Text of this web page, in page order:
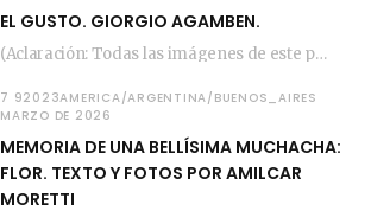
EL GUSTO. GIORGIO AGAMBEN.
(Aclaración: Todas las imágenes de este posteo fueron tomadas de Bloghemia.com, y todos los…
7 92023AMERICA/ARGENTINA/BUENOS_AIRES
MARZO DE 2026
MEMORIA DE UNA BELLÍSIMA MUCHACHA:
FLOR. TEXTO Y FOTOS POR AMILCAR
MORETTI